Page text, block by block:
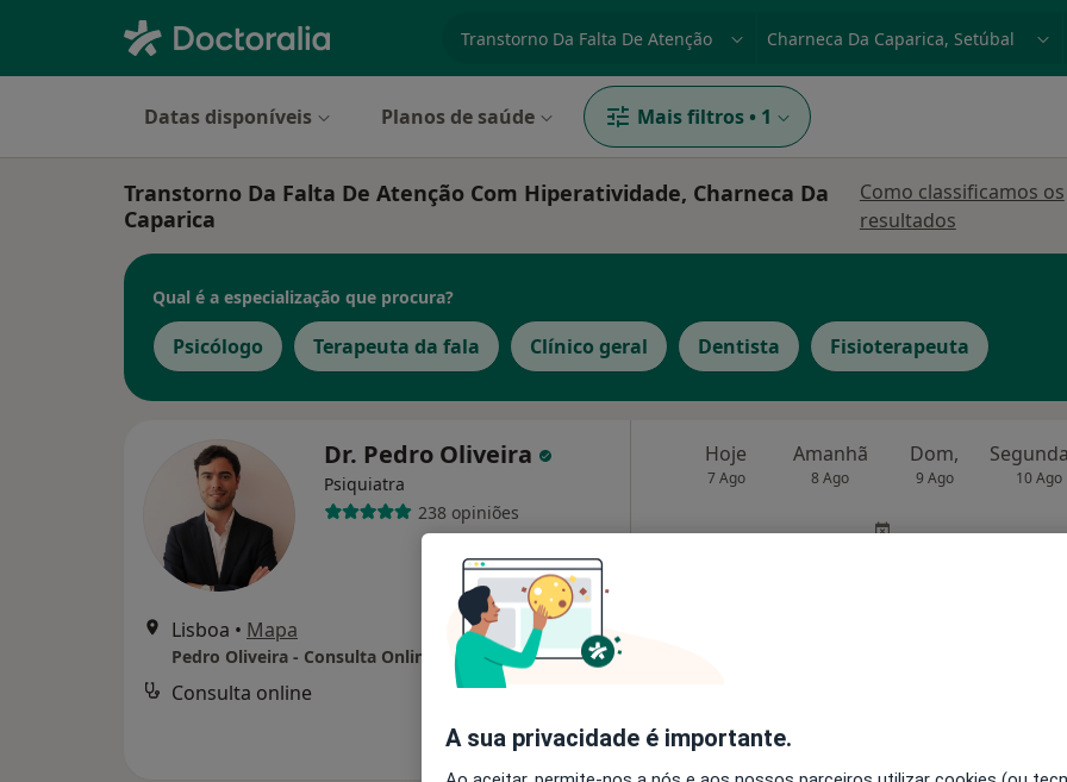
Datas disponíveis Planos de saúde Mais filtros • 1
Transtorno Da Falta De Atenção Com Hiperatividade, Charneca Da
Caparica
Como classificamos os
resultados
Qual é a especialização que procura?
Psicólogo Terapeuta da fala Clínico geral Dentista Fisioterapeuta
Dr. Pedro Oliveira
Psiquiatra
238 opiniões
Lisboa • Mapa
Pedro Oliveira - Consulta Online de Psiquiatria
Consulta online
Hoje
7 Ago
Amanhã
8 Ago
Dom,
9 Ago 10 Ago
A sua privacidade é importante.